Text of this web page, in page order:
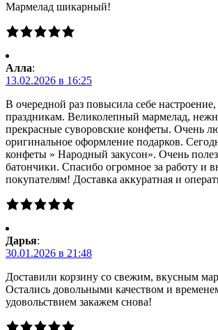
Мармелад шикарный!
Алла:
13.02.2026 в 16:25
В очередной раз повысила себе настроение,
праздникам. Великолепный мармелад,
прекрасные суворовские конфеты. Очень
оригинальное оформление подарков.
конфеты » Народный закусон». Очень
батончики. Спасибо огромное за работу и
покупателям! Доставка аккуратная и
Дарья:
30.01.2026 в 21:48
Доставили корзину со свежим, вкусным
Остались довольными качеством и
удовольствием закажем снова!